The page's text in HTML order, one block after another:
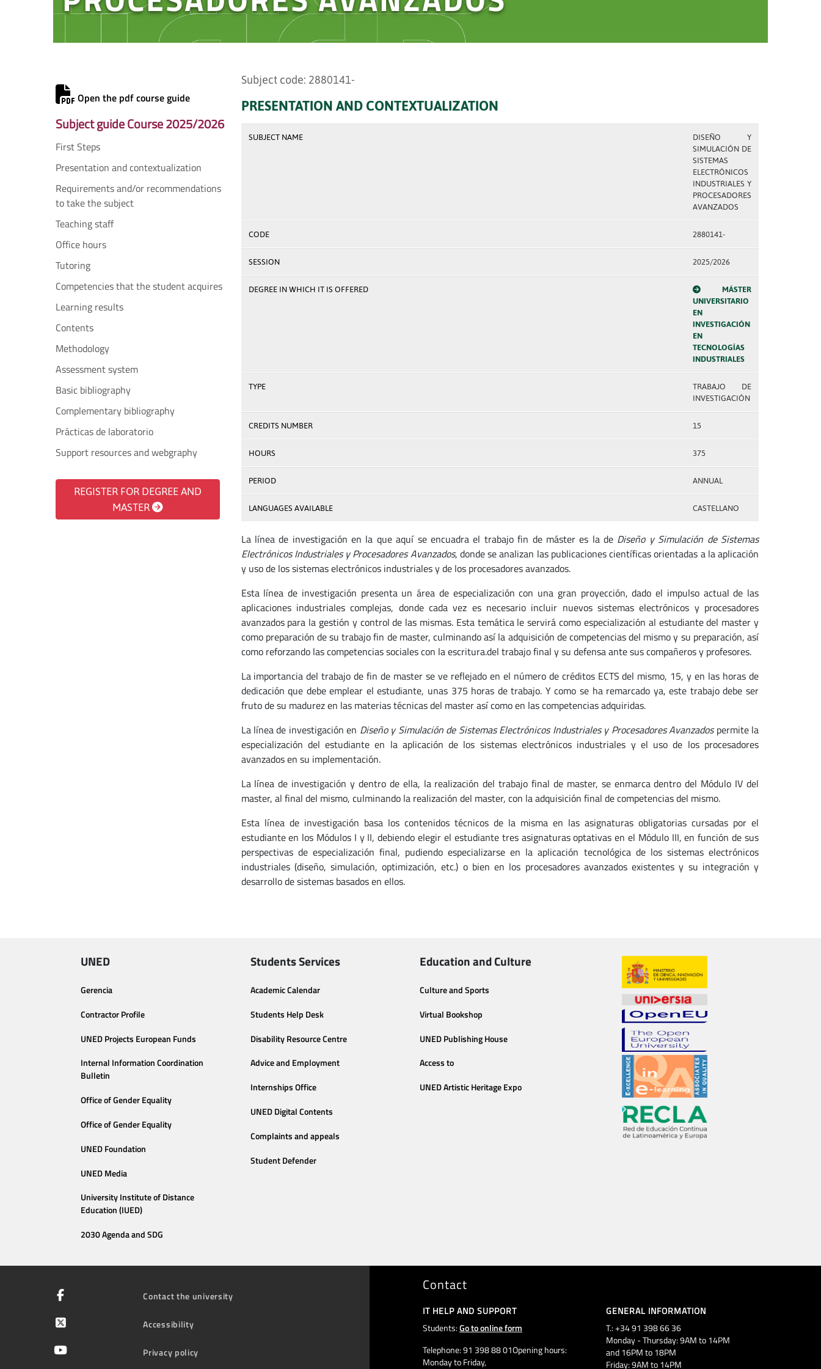
Open the pdf course guide
Subject guide Course 2025/2026
First Steps
Presentation and contextualization
Requirements and/or recommendations
to take the subject
Teaching staff
Office hours
Tutoring
Competencies that the student acquires
Learning results
Contents
Methodology
Assessment system
Basic bibliography
Complementary bibliography
Prácticas de laboratorio
Support resources and webgraphy
REGISTER FOR DEGREE AND
MASTER
Subject code: 2880141-
PRESENTATION AND CONTEXTUALIZATION
SUBJECT NAME
DISEÑO Y
SIMULACIÓN DE
SISTEMAS
ELECTRÓNICOS
INDUSTRIALES Y
PROCESADORES
AVANZADOS
CODE 2880141-
SESSION 2025/2026
DEGREE IN WHICH IT IS OFFERED
MÁSTER
UNIVERSITARIO
EN
INVESTIGACIÓN
EN
TECNOLOGÍAS
INDUSTRIALES
TYPE
TRABAJO DE
INVESTIGACIÓN
CREDITS NUMBER 15
HOURS 375
PERIOD ANNUAL
LANGUAGES AVAILABLE CASTELLANO
La línea de investigación en la que aquí se encuadra el trabajo fin de máster es la de Diseño y Simulación de Sistemas
Electrónicos Industriales y Procesadores Avanzados, donde se analizan las publicaciones científicas orientadas a la aplicación
y uso de los sistemas electrónicos industriales y de los procesadores avanzados.
Esta línea de investigación presenta un área de especialización con una gran proyección, dado el impulso actual de las
aplicaciones industriales complejas, donde cada vez es necesario incluir nuevos sistemas electrónicos y procesadores
avanzados para la gestión y control de las mismas. Esta temática le servirá como especialización al estudiante del master y
como preparación de su trabajo fin de master, culminando así la adquisición de competencias del mismo y su preparación, así
como reforzando las competencias sociales con la escritura.del trabajo final y su defensa ante sus compañeros y profesores.
La importancia del trabajo de fin de master se ve reflejado en el número de créditos ECTS del mismo, 15, y en las horas de
dedicación que debe emplear el estudiante, unas 375 horas de trabajo. Y como se ha remarcado ya, este trabajo debe ser
fruto de su madurez en las materias técnicas del master así como en las competencias adquiridas.
La línea de investigación en Diseño y Simulación de Sistemas Electrónicos Industriales y Procesadores Avanzadospermite la
especialización del estudiante en la aplicación de los sistemas electrónicos industriales y el uso de los procesadores
avanzados en su implementación.
La línea de investigación y dentro de ella, la realización del trabajo final de master, se enmarca dentro del Módulo IV del
master, al final del mismo, culminando la realización del master, con la adquisición final de competencias del mismo.
Esta línea de investigación basa los contenidos técnicos de la misma en las asignaturas obligatorias cursadas por el
estudiante en los Módulos I y II, debiendo elegir el estudiante tres asignaturas optativas en el Módulo III, en función de sus
perspectivas de especialización final, pudiendo especializarse en la aplicación tecnológica de los sistemas electrónicos
industriales (diseño, simulación, optimización, etc.) o bien en los procesadores avanzados existentes y su integración y
desarrollo de sistemas basados en ellos.
UNED
Gerencia
Contractor Profile
UNED Projects European Funds
Internal Information Coordination
Bulletin
Office of Gender Equality
Office of Gender Equality
UNED Foundation
UNED Media
University Institute of Distance
Education (IUED)
2030 Agenda and SDG
Students Services
Academic Calendar
Students Help Desk
Disability Resource Centre
Advice and Employment
Internships Office
UNED Digital Contents
Complaints and appeals
Student Defender
Education and Culture
Culture and Sports
Virtual Bookshop
UNED Publishing House
Access to
UNED Artistic Heritage Expo
Contact the university
Accessibility
Privacy policy
Contact
IT HELP AND SUPPORT
Students:Go to online form
Telephone: 91 398 88 01Opening hours:
Monday to Friday,
GENERAL INFORMATION
T.: +34 91 398 66 36
Monday - Thursday: 9AM to 14PM
and 16PM to 18PM
Friday: 9AM to 14PM